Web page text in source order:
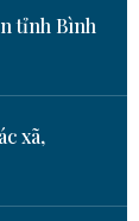
tỉnh Bình
xã,